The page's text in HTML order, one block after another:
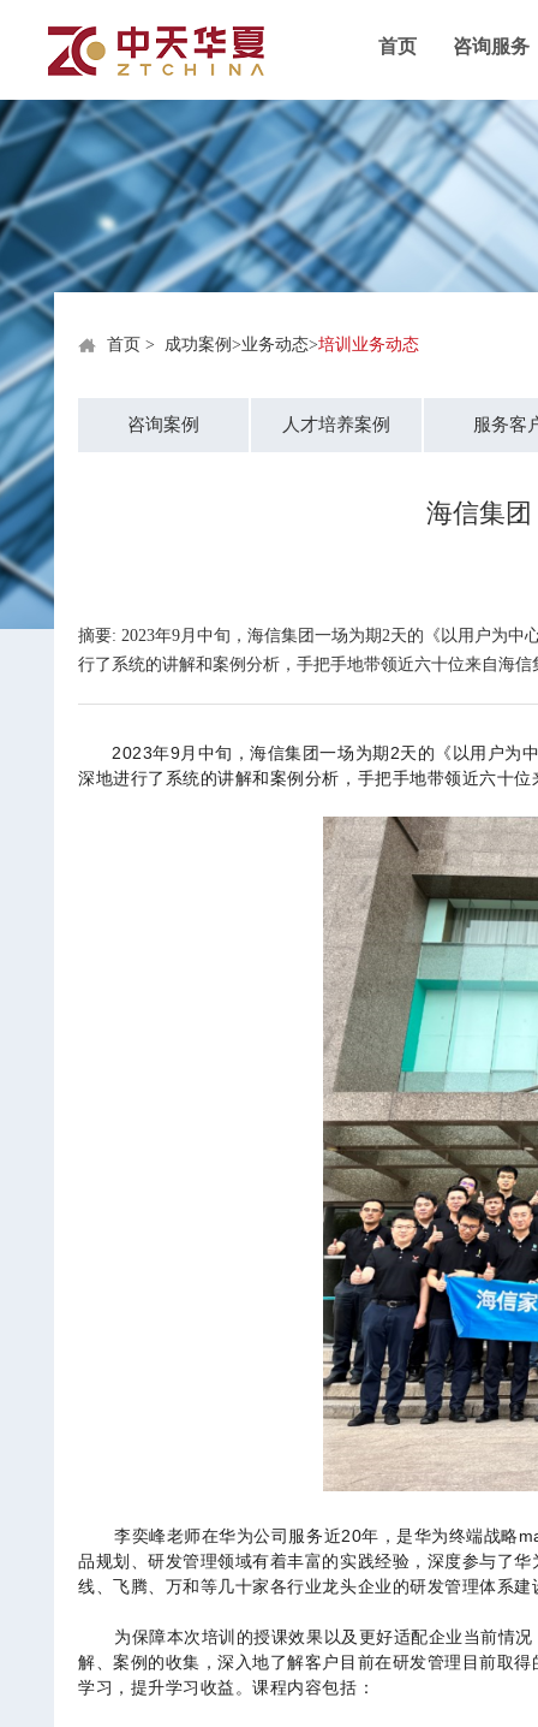
首页 咨询服务
首页 > 成功案例 >业务动态>培训业务动态
咨询案例 人才培养案例 服务客
海信集
摘要: 2023年9月中旬，海信集团一场为期2天的《以用户为
行了系统的讲解和案例分析，手把手地带领近六十位来自海
2023年9月中旬，海信集团一场为期2天的《以用户为
深地进行了系统的讲解和案例分析，手把手地带领近六十
李奕峰老师在华为公司服务近20年，是华为终端战略
品规划、研发管理领域有着丰富的实践经验，深度参与了华
线、飞腾、万和等几十家各行业龙头企业的研发管理体系建
为保障本次培训的授课效果以及更好适配企业当前情
解、案例的收集，深入地了解客户目前在研发管理目前取
学习，提升学习收益。课程内容包括：